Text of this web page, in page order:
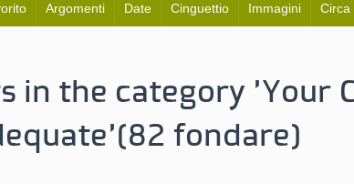
Argomenti Date Cinguettio Immagini Circa
in the category 'Your
(82 fondare)